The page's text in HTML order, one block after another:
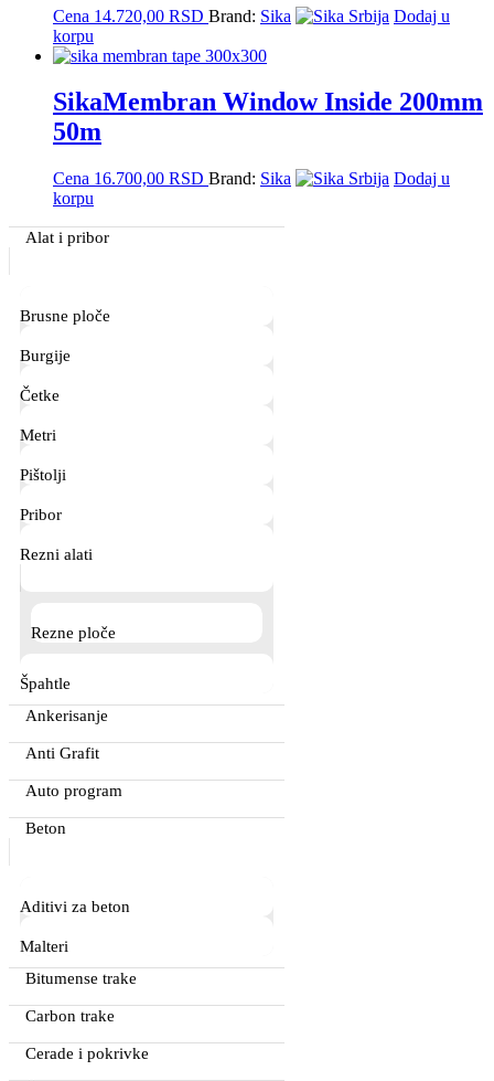
Cena 14.720,00 RSD Brand: Sika
Dodaj u
korpu
SikaMembran Window Inside 200mm
50m
Cena 16.700,00 RSD Brand: Sika
Dodaj u
korpu
Primary
Sidebar
Alat i pribor
Brusne ploče
Burgije
Četke
Metri
Pištolji
Pribor
Rezni alati
Rezne ploče
Špahtle
Ankerisanje
Anti Grafit
Auto program
Beton
Aditivi za beton
Malteri
Bitumense trake
Carbon trake
Cerade i pokrivke